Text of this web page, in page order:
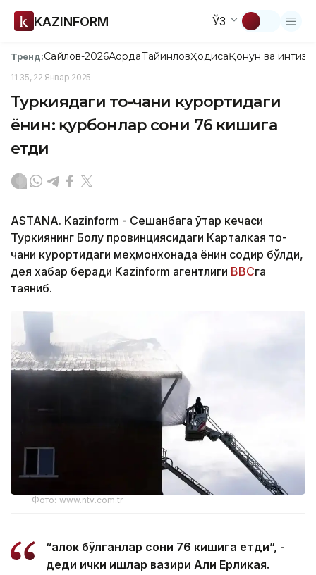
KAZINFORM ЎЗ
Тренд:Сайлов-2026АқордаТайинловҲодисаҚонун ва
11:35, 22 Январ 2025
Туркиядаги тоғ-чанғи курортидаги
ёнғин: қурбонлар сони 76 кишига
етди
ASTANA. Kazinform - Сешанбага ўтар кечаси
Туркиянинг Болу провинциясидаги Карталкая тоғ-
чанғи курортидаги меҳмонхонада ёнғин содир бўлди,
дея хабар беради Kazinform агентлиги BBCга
таяниб.
Фото: www.ntv.com.tr
“Ҳалок бўлганлар сони 76 кишига етди”, -
деди ички ишлар вазири Али Ерликая.